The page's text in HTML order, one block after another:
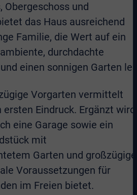
Obergeschoss und
das Haus ausreichend
Familie, die Wert auf ein
durchdachte
einen sonnigen Garten
Vorgarten vermittelt
Eindruck. Ergänzt wird
eine Garage sowie ein
mit
Garten und
Voraussetzungen für
im Freien bietet.